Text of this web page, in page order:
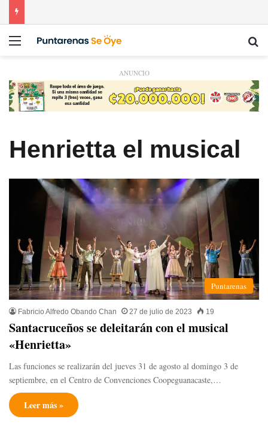
Menú
ANUNCIO
Henrietta el musical
Puntarenas
Fabricio Alfredo Obando Chan 27 de julio de 2023 19
Santacruceños se deleitarán con el musical
«Henrietta»
Las funciones se realizarán del jueves 31 de agosto al domingo 3 de
septiembre, en el Centro de Convenciones Coopeguanacaste,…
Leer más »